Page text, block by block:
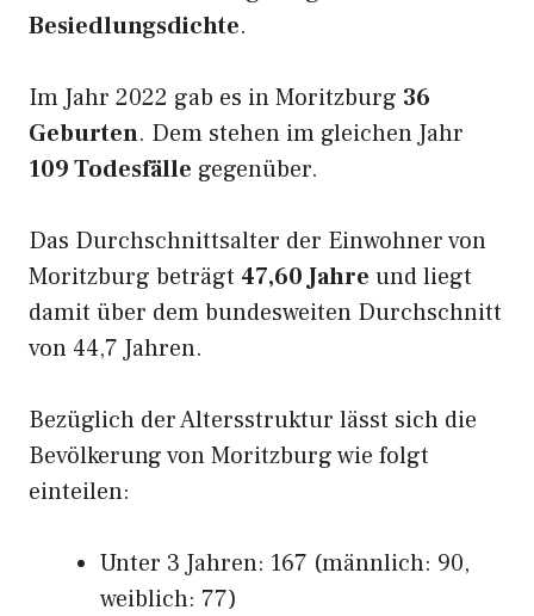
Besiedlungsdichte.
Im Jahr 2022 gab es in Moritzburg 36
Geburten. Dem stehen im gleichen Jahr
109 Todesfälle gegenüber.
Das Durchschnittsalter der Einwohner von
Moritzburg beträgt 47,60 Jahre und liegt
damit über dem bundesweiten Durchschnitt
von 44,7 Jahren.
Bezüglich der Altersstruktur lässt sich die
Bevölkerung von Moritzburg wie folgt
einteilen:
Unter 3 Jahren: 167 (männlich: 90,
weiblich: 77)